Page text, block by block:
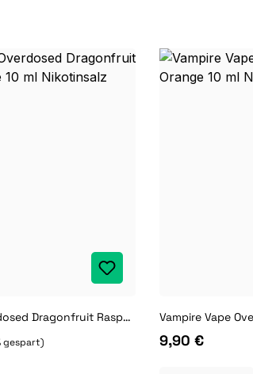
Vampire Vape Overdosed Dragonfruit Raspberry Grape 10 ml Nikotinsalz Liquid
gespart) 9,90 €